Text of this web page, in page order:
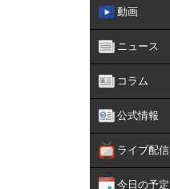
動画
ニュース
コラム
公式情報
ライブ配信
今日の予定